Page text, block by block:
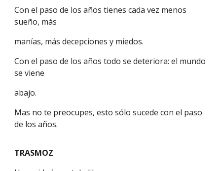
Con el paso de los años tienes cada vez menos
sueño, más
manías, más decepciones y miedos.
Con el paso de los años todo se deteriora: el mundo
se viene
abajo.
Mas no te preocupes, esto sólo sucede con el paso
de los años.
TRASMOZ